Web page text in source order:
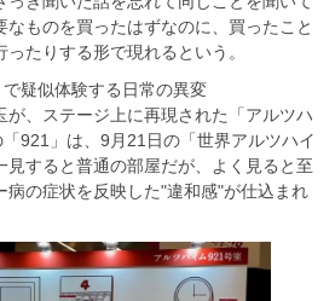
なものを買ったはずなのに、買ったこと
たりする形で現れるという。
で疑似体験する日常の異変
が、ステージ上に再現された「アルツハ
921」は、9月21日の「世界アルツハイ
見すると普通の部屋だが、よく見ると至
病の症状を反映した"違和感"が仕込まれ